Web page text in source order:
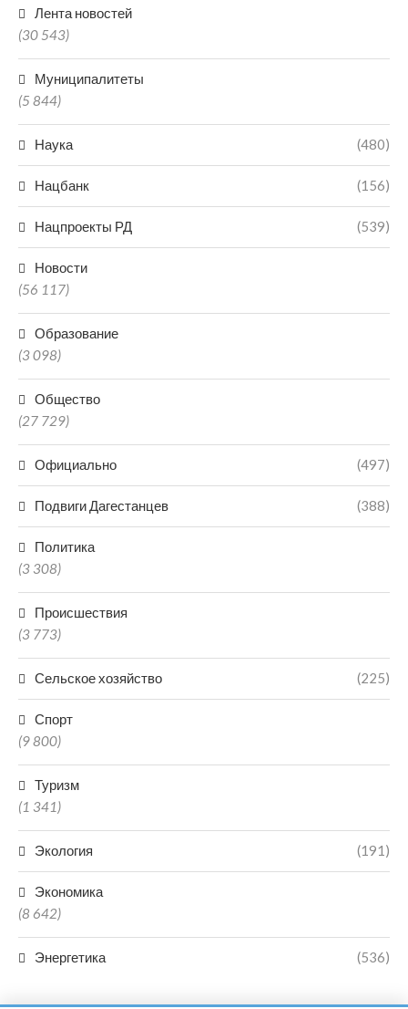
Лента новостей
(30 543)
Муниципалитеты
(5 844)
Наука (480)
Нацбанк (156)
Нацпроекты РД (539)
Новости
(56 117)
Образование
(3 098)
Общество
(27 729)
Официально (497)
Подвиги Дагестанцев (388)
Политика
(3 308)
Происшествия
(3 773)
Сельское хозяйство (225)
Спорт
(9 800)
Туризм
(1 341)
Экология (191)
Экономика
(8 642)
Энергетика (536)